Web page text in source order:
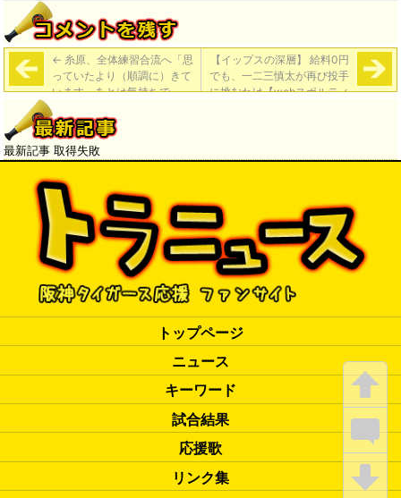
← 糸原、全体練習合流へ「思
っていたより（順調に）きて
います。あとは気持ちで」
【イップスの深層】 給料0円
でも、一二三慎太が再び投手
に挑むわけ【webスポルティ
最新記事 取得失敗
トップページ
ニュース
キーワード
試合結果
応援歌
リンク集